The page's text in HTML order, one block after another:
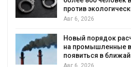
экологических преступлений
6, 2026
порядок расчёта нарушений квот
промышленные выбросы может
в ближайшее время
6, 2026